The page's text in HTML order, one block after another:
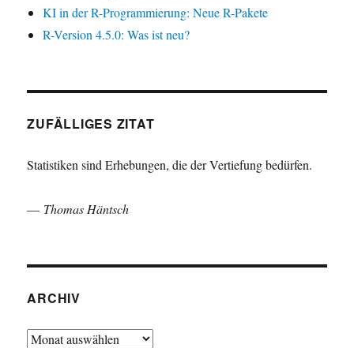
KI in der R-Programmierung: Neue R-Pakete
R-Version 4.5.0: Was ist neu?
ZUFÄLLIGES ZITAT
Statistiken sind Erhebungen, die der Vertiefung bedürfen.
— Thomas Häntsch
ARCHIV
Archiv